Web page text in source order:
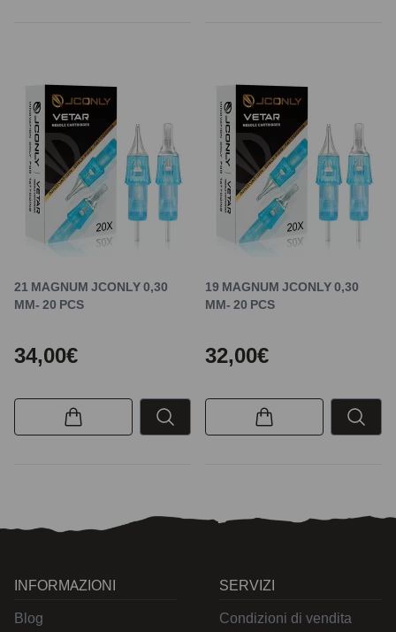
21 MAGNUM JCONLY 0,30
MM- 20 PCS
34,00€
19 MAGNUM JCONLY 0,30
MM- 20 PCS
32,00€
INFORMAZIONI
Blog
SERVIZI
Condizioni di vendita